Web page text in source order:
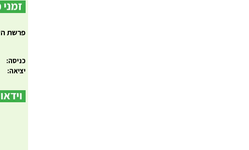
פרשת
כניסה:
יציאה: